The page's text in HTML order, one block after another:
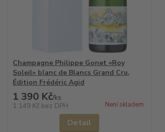
Champagne Philippe Gonet «Roy
Soleil» blanc de Blancs Grand Cru,
Édition Frédéric Agid
1 390 Kč/ks
1 149 Kč bez DPH Není skladem
Detail